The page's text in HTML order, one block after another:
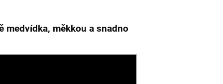
medvídka, měkkou a snadno